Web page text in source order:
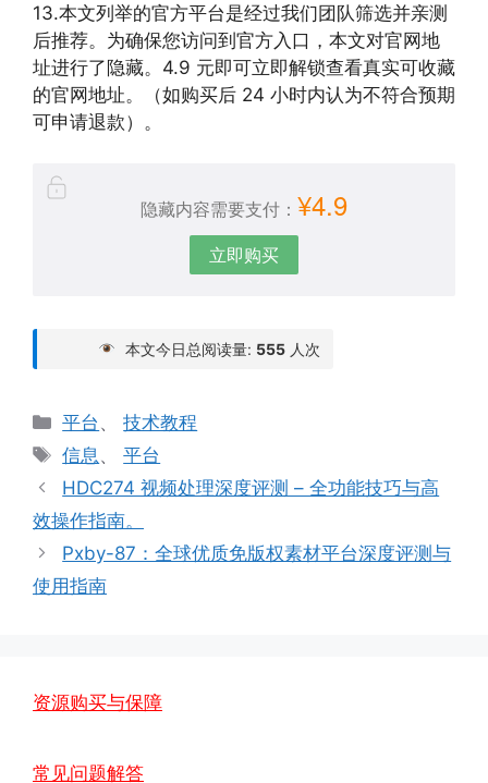
13.本文列举的官方平台是经过我们团队筛选并亲测
后推荐。为确保您访问到官方入口，本文对官网地
址进行了隐藏。4.9 元即可立即解锁查看真实可收藏
的官网地址。（如购买后 24 小时内认为不符合预期
可申请退款）。
隐藏内容需要支付： ¥4.9
立即购买
本文今日总阅读量: 555人次
分
类
平台 、技术教程
标
签
信息、平台
HDC274 视频处理深度评测 – 全功能技巧与高
效操作指南。
Pxby-87：全球优质免版权素材平台深度评测与
使用指南
资源购买与保障
常见问题解答